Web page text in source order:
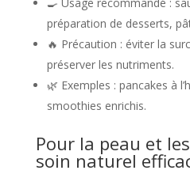
préparation de desserts,
🔥 Précaution : éviter la
préserver les nutriments.
🌿 Exemples : pancakes à
smoothies enrichis.
Pour la peau et
soin naturel